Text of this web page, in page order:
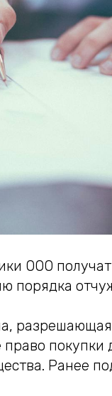
ООО
порядка
покупки
Ранее